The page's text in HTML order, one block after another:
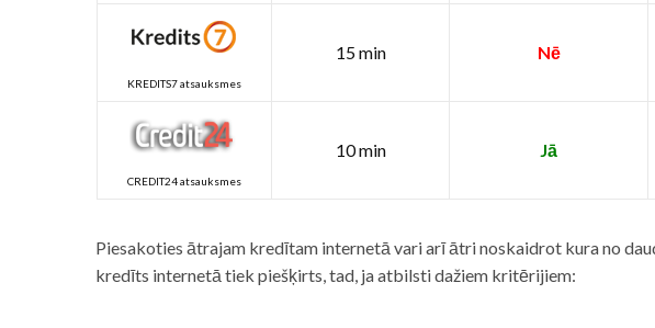
KREDITS7 atsauksmes
15 min Nē
CREDIT24 atsauksmes
10 min Jā
Piesakoties ātrajam kredītam internetā vari arī ātri noskaidrot kura no
kredīts internetā tiek piešķirts, tad, ja atbilsti dažiem kritērijiem: